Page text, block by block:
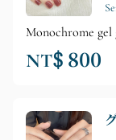
Monochrome gel
NT$ 800